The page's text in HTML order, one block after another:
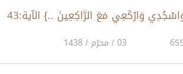
03 / محرّم / 1438